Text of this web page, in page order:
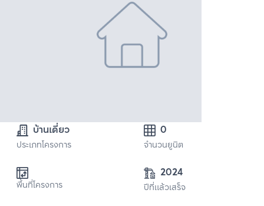
บ้านเดี่ยว
ประเภทโครงการ
0
จำนวนยูนิต
พื้นที่โครงการ
2024
ปีที่แล้วเสร็จ